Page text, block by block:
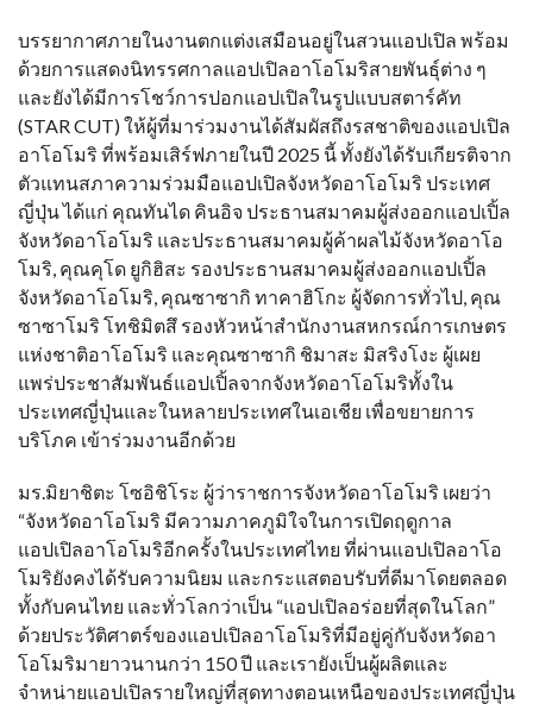
บรรยากาศภายในงานตกแต่งเสมือนอยู่ในสวนแอปเปิล พร้อม
ด้วยการแสดงนิทรรศกาลแอปเปิลอาโอโมริสายพันธุ์ต่าง ๆ
และยังได้มีการโชว์การปอกแอปเปิลในรูปแบบสตาร์คัท
(STAR CUT) ให้ผู้ที่มาร่วมงานได้สัมผัสถึงรสชาติของแอปเปิล
อาโอโมริ ที่พร้อมเสิร์ฟภายในปี 2025 นี้ ทั้งยังได้รับเกียรติจาก
ตัวแทนสภาความร่วมมือแอปเปิลจังหวัดอาโอโมริ ประเทศ
ญี่ปุ่น ได้แก่ คุณทันได คินอิจ ประธานสมาคมผู้ส่งออกแอปเปิ้ล
จังหวัดอาโอโมริ และประธานสมาคมผู้ค้าผลไม้จังหวัดอาโอ
โมริ, คุณคุโด ยูกิฮิสะ รองประธานสมาคมผู้ส่งออกแอปเปิ้ล
จังหวัดอาโอโมริ, คุณซาซากิ ทาคาฮิโกะ ผู้จัดการทั่วไป, คุณ
ซาซาโมริ โทชิมิตสึ รองหัวหน้าสำนักงานสหกรณ์การเกษตร
แห่งชาติอาโอโมริ และคุณซาซากิ ชิมาสะ มิสริงโงะ ผู้เผย
แพร่ประชาสัมพันธ์แอปเปิ้ลจากจังหวัดอาโอโมริทั้งใน
ประเทศญี่ปุ่นและในหลายประเทศในเอเชีย เพื่อขยายการ
บริโภค เข้าร่วมงานอีกด้วย
มร.มิยาชิตะ โซอิชิโระ ผู้ว่าราชการจังหวัดอาโอโมริ เผยว่า
“จังหวัดอาโอโมริ มีความภาคภูมิใจในการเปิดฤดูกาล
แอปเปิลอาโอโมริอีกครั้งในประเทศไทย ที่ผ่านแอปเปิลอาโอ
โมริยังคงได้รับความนิยม และกระแสตอบรับที่ดีมาโดยตลอด
ทั้งกับคนไทย และทั่วโลกว่าเป็น “แอปเปิลอร่อยที่สุดในโลก”
ด้วยประวัติศาตร์ของแอปเปิลอาโอโมริที่มีอยู่คู่กับจังหวัดอา
โอโมริมายาวนานกว่า 150 ปี และเรายังเป็นผู้ผลิตและ
จำหน่ายแอปเปิลรายใหญ่ที่สุดทางตอนเหนือของประเทศญี่ปุ่น